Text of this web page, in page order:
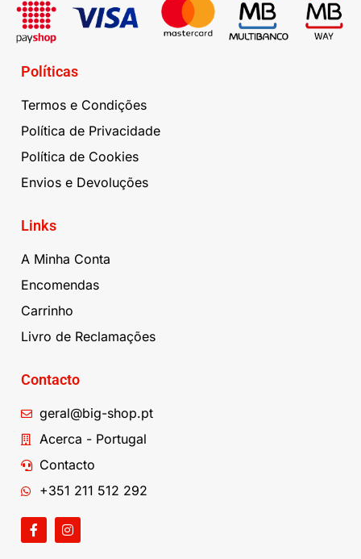
Políticas
Termos e Condições
Política de Privacidade
Política de Cookies
Envios e Devoluções
Links
A Minha Conta
Encomendas
Carrinho
Livro de Reclamações
Contacto
geral@big-shop.pt
Acerca - Portugal
Contacto
+351 211 512 292